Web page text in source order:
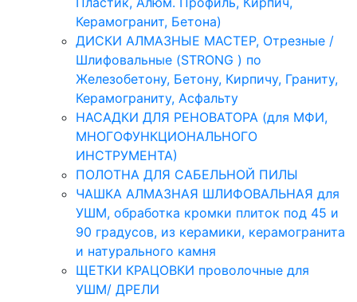
Керамогранит, Бетона)
ДИСКИ АЛМАЗНЫЕ МАСТЕР, Отрезные /
Шлифовальные (STRONG ) по
Железобетону, Бетону, Кирпичу, Граниту,
Керамограниту, Асфальту
НАСАДКИ ДЛЯ РЕНОВАТОРА (для МФИ,
МНОГОФУНКЦИОНАЛЬНОГО
ИНСТРУМЕНТА)
ПОЛОТНА ДЛЯ САБЕЛЬНОЙ ПИЛЫ
ЧАШКА АЛМАЗНАЯ ШЛИФОВАЛЬНАЯ для
УШМ, обработка кромки плиток под 45 и
90 градусов, из керамики, керамогранита
и натурального камня
ЩЕТКИ КРАЦОВКИ проволочные для
УШМ/ ДРЕЛИ